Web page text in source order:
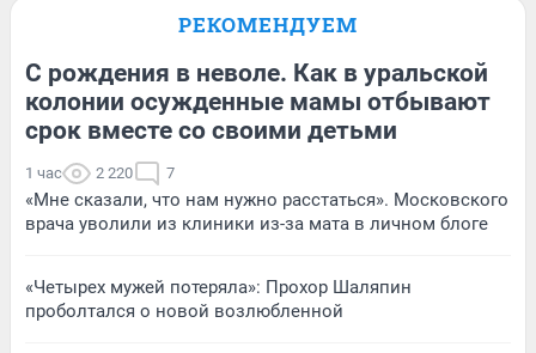
РЕКОМЕНДУЕМ
С рождения в неволе. Как в уральской
колонии осужденные мамы отбывают
срок вместе со своими детьми
1 час 2 220 7
«Мне сказали, что нам нужно расстаться». Московского
врача уволили из клиники из-за мата в личном блоге
«Четырех мужей потеряла»: Прохор Шаляпин
проболтался о новой возлюбленной